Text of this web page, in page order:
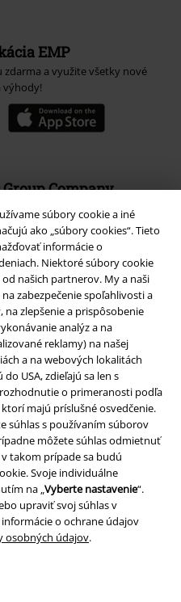
súbory cookie a iné
ako „súbory cookies“. Tieto
informácie o
Niektoré súbory cookie
našich partnerov. My a naši
zabezpečenie spoľahlivosti a
zlepšenie a prispôsobenie
analýz a na
reklamy) na našej
a na webových lokalitách
USA, zdieľajú sa len s
o primeranosti podľa
majú príslušné osvedčenie.
súhlas s používaním súborov
môžete súhlas odmietnuť
v takom prípade sa budú
Svoje individuálne
na „Vyberte nastavenie“.
upraviť svoj súhlas v
informácie o ochrane údajov
osobných údajov.
EMP
zdarma a využite všetky nové
výhody!
Company